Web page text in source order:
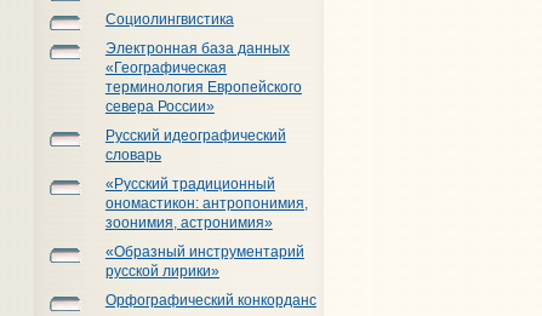
Социолингвистика
Электронная база данных
«Географическая
терминология Европейского
севера России»
Русский идеографический
словарь
«Русский традиционный
ономастикон: антропонимия,
зоонимия, астронимия»
«Образный инструментарий
русской лирики»
Орфографический конкорданс